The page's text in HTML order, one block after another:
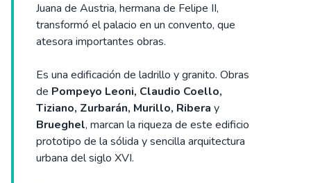
Juana de Austria, hermana de Felipe II,
transformó el palacio en un convento, que
atesora importantes obras.
Es una edificación de ladrillo y granito. Obras
de Pompeyo Leoni, Claudio Coello,
Tiziano, Zurbarán, Murillo, Ribera y
Brueghel, marcan la riqueza de este edificio
prototipo de la sólida y sencilla arquitectura
urbana del siglo XVI.